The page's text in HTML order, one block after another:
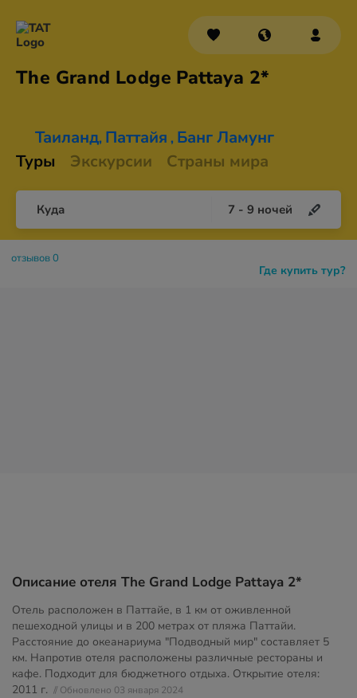
The Grand Lodge Pattaya 2*
Таиланд, Паттайя , Банг Ламунг
Туры
Экскурсии Страны мира
Куда 7 - 9 ночей
Где купить тур?
отзывов 0
Описание отеля The Grand Lodge Pattaya 2*
Отель расположен в Паттайе, в 1 км от оживленной
пешеходной улицы и в 200 метрах от пляжа Паттайи.
Расстояние до океанариума "Подводный мир" составляет 5
км. Напротив отеля расположены различные рестораны и
кафе. Подходит для бюджетного отдыха. Открытие отеля:
2011 г. // Обновлено 03 января 2024